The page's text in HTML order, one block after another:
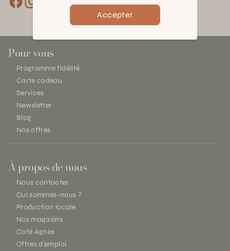
Pour vous
Programme fidélité
Carte cadeau
Services
Newsletter
Blog
Nos offres
À propos de nous
Nous contacter
Qui sommes-nous ?
Production locale
Nos magasins
Café Agnès
Offres d'emploi
Accepter